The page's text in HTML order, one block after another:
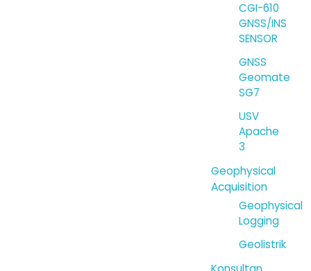
CGI-610
GNSS/INS
SENSOR
GNSS
Geomate
SG7
USV
Apache
3
Geophysical
Acquisition
Geophysical
Logging
Geolistrik